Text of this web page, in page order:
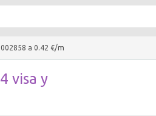
a 0.42 €/m
visa y